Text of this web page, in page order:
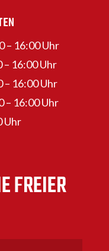
– 16:00 Uhr
– 16:00 Uhr
– 16:00 Uhr
– 16:00 Uhr
Uhr
FREIER